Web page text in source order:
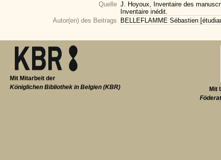
Quelle J. Hoyoux, Inventaire des
Inventaire inédit.
Autor(en) des Beitrags
BELLEFLAMME Sébastien
Mit
Mit Mitarbeit der
Königlichen Bibliothek in Belgien (KBR)